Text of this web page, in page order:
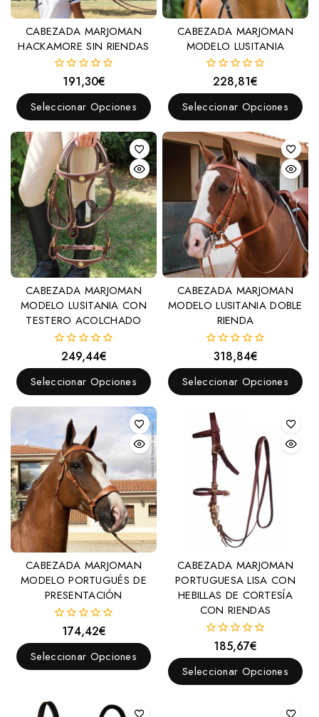
CABEZADA MARJOMAN
HACKAMORE SIN RIENDAS
fuera
de
191,30€
Seleccionar Opciones
CABEZADA MARJOMAN
MODELO LUSITANIA
fuera
de
228,81€
Seleccionar Opciones
CABEZADA MARJOMAN
MODELO LUSITANIA CON
TESTERO ACOLCHADO
fuera
de
249,44€
Seleccionar Opciones
CABEZADA MARJOMAN
MODELO LUSITANIA DOBLE
RIENDA
fuera
de
318,84€
Seleccionar Opciones
CABEZADA MARJOMAN
MODELO PORTUGUÉS DE
PRESENTACIÓN
fuera
de
5
174,42€
Seleccionar Opciones
CABEZADA MARJOMAN
PORTUGUESA LISA CON
HEBILLAS DE CORTESÍA
CON RIENDAS
fuera
de
5
185,67€
Seleccionar Opciones